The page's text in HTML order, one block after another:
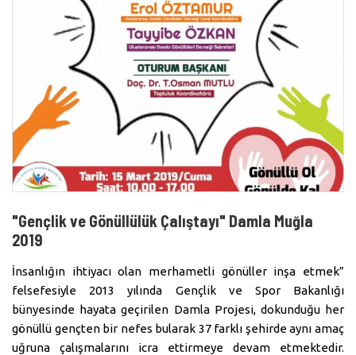
"Gençlik ve Gönüllülük Çalıştayı" Damla Muğla
2019
İnsanlığın ihtiyacı olan merhametli gönüller inşa etmek”
felsefesiyle 2013 yılında Gençlik ve Spor Bakanlığı
bünyesinde hayata geçirilen Damla Projesi, dokunduğu her
gönüllü gençten bir nefes bularak 37 farklı şehirde aynı amaç
uğruna çalışmalarını icra ettirmeye devam etmektedir.